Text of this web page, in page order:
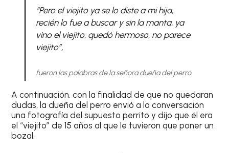
“Pero el viejito ya se lo diste a mi hija,
recién lo fue a buscar y sin la manta, ya
vino el viejito, quedó hermoso, no parece
viejito”,
fueron las palabras de la señora dueña del perro.
A continuación, con la finalidad de que no quedaran
dudas, la dueña del perro envió a la conversación
una fotografía del supuesto perrito y dijo que él era
el “viejito” de 15 años al que le tuvieron que poner un
bozal.